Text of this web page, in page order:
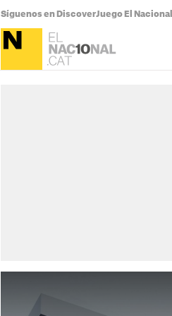
Síguenos en DiscoverJuego El Nacional